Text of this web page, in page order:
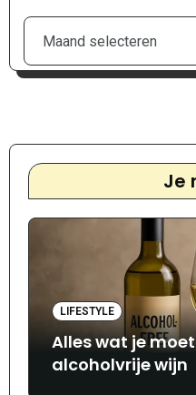
Archief
Je
LIFESTYLE
Alles wat je
alcoholvrije wijn